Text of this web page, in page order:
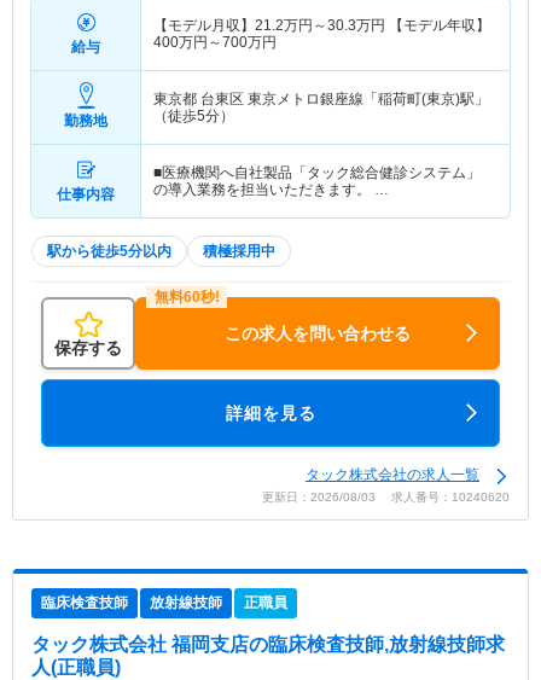
給与
【モデル月収】 21.2万円～30.3万円
【モデル年収】
400万円～700万円
勤務地
東京都 台東区 東京メトロ銀座線「稲荷町(東京)駅」
（徒歩5分）
仕事内容
■医療機関へ自社製品「タック総合健診システム」
の導入業務を担当いただきます。 …
駅から徒歩5分以内 積極採用中
保存する
この求人を問い合わせる
詳細を見る
タック株式会社の求人一覧
更新日：2026/08/03 求人番号：10240620
臨床検査技師 放射線技師 正職員
タック株式会社 福岡支店の臨床検査技師,放射線技師求
人(正職員)